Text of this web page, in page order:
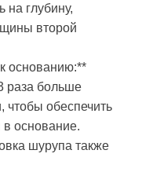
на глубину,
второй
основанию:**
раза больше
обеспечить
в основание.
шурупа также